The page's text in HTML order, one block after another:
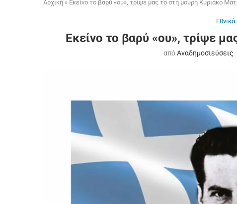
Αρχική » Εκείνο το βαρύ «ου», τρίψε μας το στη μούρη Κυριάκο
Εκείνο το βαρύ «ου», τρίψε
απόΑναδημοσιεύσεις